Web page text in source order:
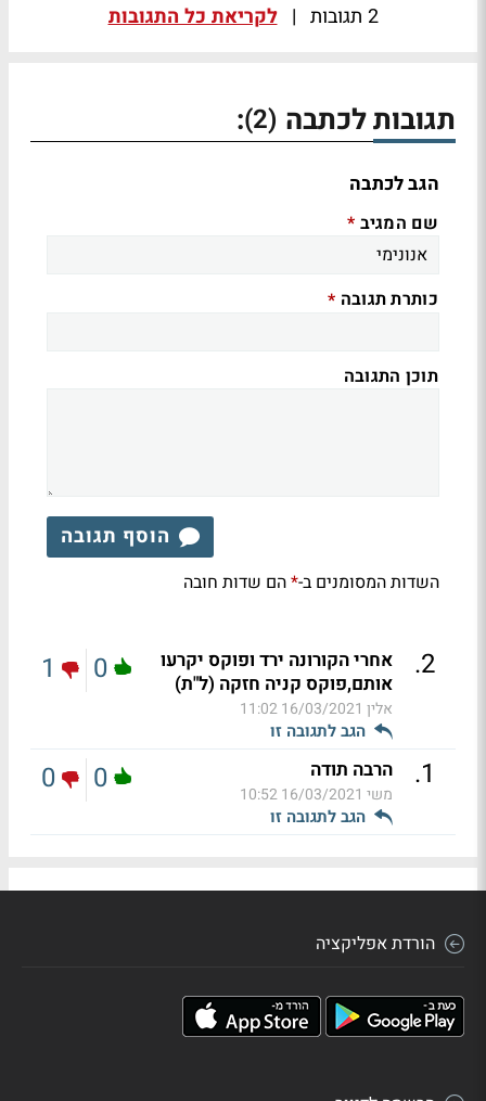
2 תגובות | לקריאת כל התגובות
תגובות לכתבה (2)
:
הגב לכתבה
שם המגיב *
כותרת תגובה *
תוכן התגובה
הוסף תגובה
השדות המסומנים ב-*הם שדות חובה
2
.
אחרי הקורונה ירד ופוקס יקרעו
אותם,פוקס קניה חזקה (ל"ת)
אלין 16/03/2021 11:02
הגב לתגובה זו
0
1
1
. הרבה תודה
משי 16/03/2021 10:52
הגב לתגובה זו
0
0
הורדת אפליקציה